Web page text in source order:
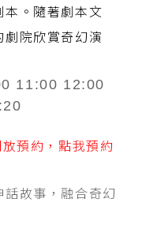
。隨著劇本文
院欣賞奇幻演
11:00 12:00
預約， 點我預約
故事，融合奇幻